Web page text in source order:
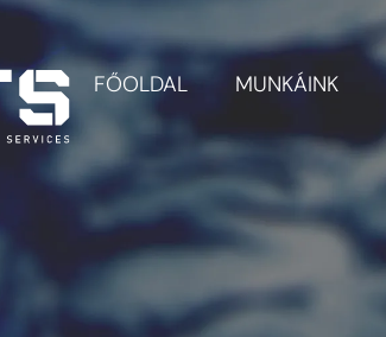
FŐOLDAL MUNKÁINK